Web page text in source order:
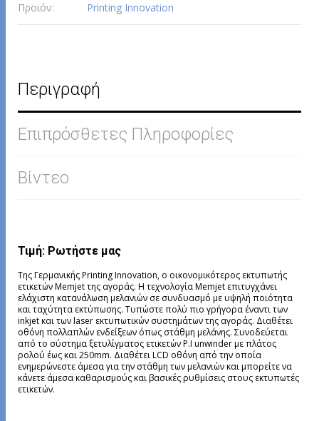
Προιόν: Printing Innovation
Περιγραφή
Επιπρόσθετες Πληροφορίες
Βίντεο
Τιμή: Ρωτήστε μας
Της Γερμανικής Printing Innovation, ο οικονομικότερος εκτυπωτής
ετικετών Memjet της αγοράς. Η τεχνολογία Memjet επιτυγχάνει
ελάχιστη κατανάλωση μελανιών σε συνδυασμό με υψηλή ποιότητα
και ταχύτητα εκτύπωσης. Τυπώστε πολύ πιο γρήγορα έναντι των
inkjet και των laser εκτυπωτικών συστημάτων της αγοράς. Διαθέτει
οθόνη πολλαπλών ενδείξεων όπως στάθμη μελάνης. Συνοδεύεται
από το σύστημα ξετυλίγματος ετικετών P.I unwinder με πλάτος
ρολού έως και 250mm. Διαθέτει LCD οθόνη από την οποία
ενημερώνεστε άμεσα για την στάθμη των μελανιών και μπορείτε να
κάνετε άμεσα καθαρισμούς και βασικές ρυθμίσεις στους εκτυπωτές
ετικετών.